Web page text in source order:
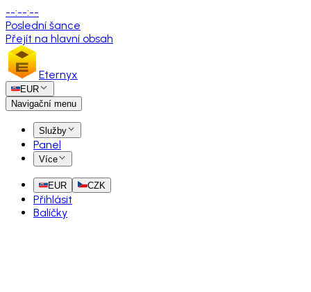
--:--:--
Poslední šance
Přejít na hlavní obsah
Eternyx
EUR
Navigační menu
Služby
Panel
Více
EUR CZK
Přihlásit
Balíčky